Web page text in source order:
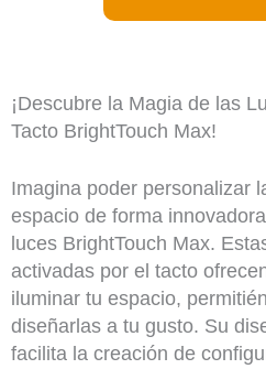
¡Descubre la Magia de las
Tacto BrightTouch Max!
Imagina poder personalizar
espacio de forma
luces BrightTouch Max.
activadas por el tacto
iluminar tu espacio,
diseñarlas a tu gusto. Su
facilita la creación de